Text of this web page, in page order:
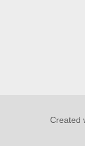
Created